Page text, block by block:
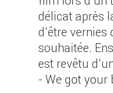
délicat après
d‘être
souhaitée.
est revêtu
- We got your